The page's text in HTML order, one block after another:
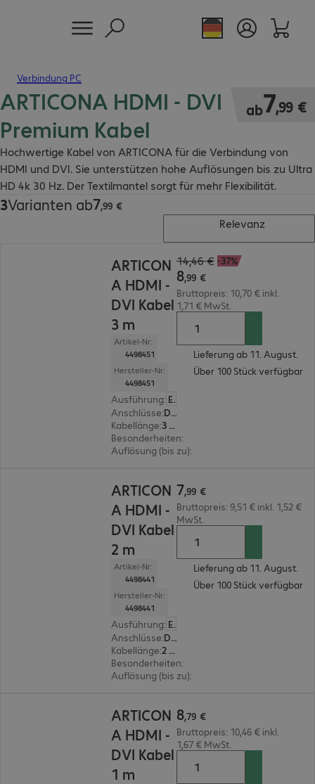
Verbindung PC
ARTICONA HDMI - DVI
Premium Kabel
Hochwertige Kabel von ARTICONA für die Verbindung von
HDMI und DVI. Sie unterstützen hohe Auflösungen bis zu Ultra
HD 4k 30 Hz. Der Textilmantel sorgt für mehr Flexibilität.
ab7,99 €
7,99 €
3Varianten ab7,99 €
7,99 €
Relevanz
ARTICON
A HDMI -
DVI Kabel
3 m
Artikel-Nr:
4498451
Hersteller-Nr:
4498451
Ausführung:
Europäisch
Anschlüsse:
DVI-D | HDMI(A)
Kabellänge:
3 m
Besonderheiten:
Auflösung (bis zu):
14,46 € -37%
8,99 €
Bruttopreis: 10,70 € inkl.
1,71 € MwSt.
Lieferung ab 11. August.
Über 100 Stück verfügbar
ARTICON
A HDMI -
DVI Kabel
2 m
Artikel-Nr:
4498441
Hersteller-Nr:
4498441
Ausführung:
Europäisch
Anschlüsse:
DVI-D | HDMI(A)
Kabellänge:
2 m
Besonderheiten:
Auflösung (bis zu):
7,99 €
Bruttopreis: 9,51 € inkl. 1,52 €
MwSt.
Lieferung ab 11. August.
Über 100 Stück verfügbar
ARTICON
A HDMI -
DVI Kabel
1 m
8,79 €
Bruttopreis: 10,46 € inkl.
1,67 € MwSt.